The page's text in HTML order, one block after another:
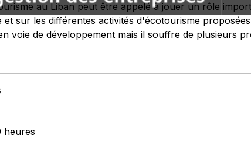
au Liban peut être appelé à jouer un rôle
et sur les différentes activités d'écotourisme
voie de développement mais il souffre de plusieurs
heures